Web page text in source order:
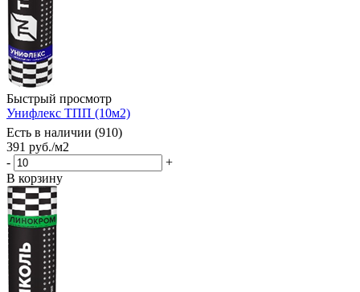
Быстрый просмотр
Унифлекс ТПП (10м2)
Есть в наличии (910)
391 руб./м2
-
+
В корзину